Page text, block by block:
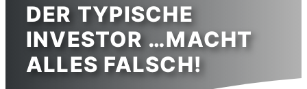
DER TYPISCHE
INVESTOR …MACHT
ALLES FALSCH!